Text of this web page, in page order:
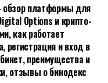
платформы для
Options и крипто-
как работает
регистрация и вход в
преимущества и
отзывы о бинодекс